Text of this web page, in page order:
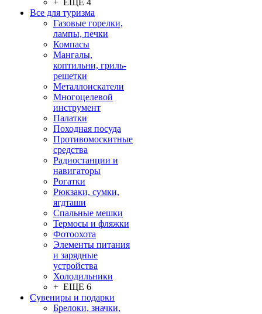
+ ЕЩЕ 4
Все для туризма
Газовые горелки,
лампы, печки
Компасы
Мангалы,
коптильни, гриль-
решетки
Металлоискатели
Многоцелевой
инструмент
Палатки
Походная посуда
Противомоскитные
средства
Радиостанции и
навигаторы
Рогатки
Рюкзаки, сумки,
ягдташи
Спальные мешки
Термосы и фляжки
Фотоохота
Элементы питания
и зарядные
устройства
Холодильники
+ ЕЩЕ 6
Сувениры и подарки
Брелоки, значки,